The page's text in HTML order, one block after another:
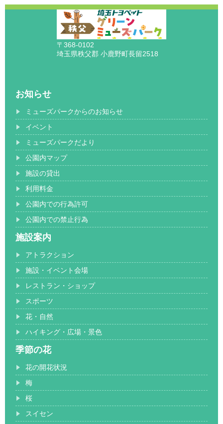
〒368-0102
埼玉県秩父郡 小鹿野町長留2518
お知らせ
ミューズパークからのお知らせ
イベント
ミューズパークだより
公園内マップ
施設の貸出
利用料金
公園内での行為許可
公園内での禁止行為
施設案内
アトラクション
施設・イベント会場
レストラン・ショップ
スポーツ
花・自然
ハイキング・広場・景色
季節の花
花の開花状況
梅
桜
スイセン